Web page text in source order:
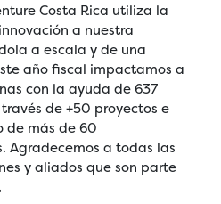
Costa Rica utiliza la
a nuestra
a escala y de una
año fiscal impactamos a
con la ayuda de 637
de +50 proyectos e
de más de 60
Agradecemos a todas las
y aliados que son parte